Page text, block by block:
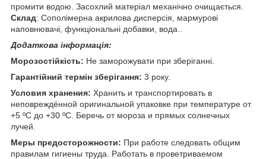
промити водою. Засохлий матеріал механічно очищається.
Склад: Сополімерна акрилова дисперсія, мармурові
наповнювачі, функціональні добавки, вода..
Додаткова інформація:
Морозостійкість: Не заморожувати при зберіганні.
Гарантійний термін зберігання: 3 року.
Условия хранения: Хранить и транспортировать в
неповреждённой оригинальной упаковке при температуре от
+5 ºС до +30 ºC. Беречь от мороза и прямых солнечных
лучей.
Меры предосторожности: При работе следовать общим
правилам гигиены труда. Работать в проветриваемом